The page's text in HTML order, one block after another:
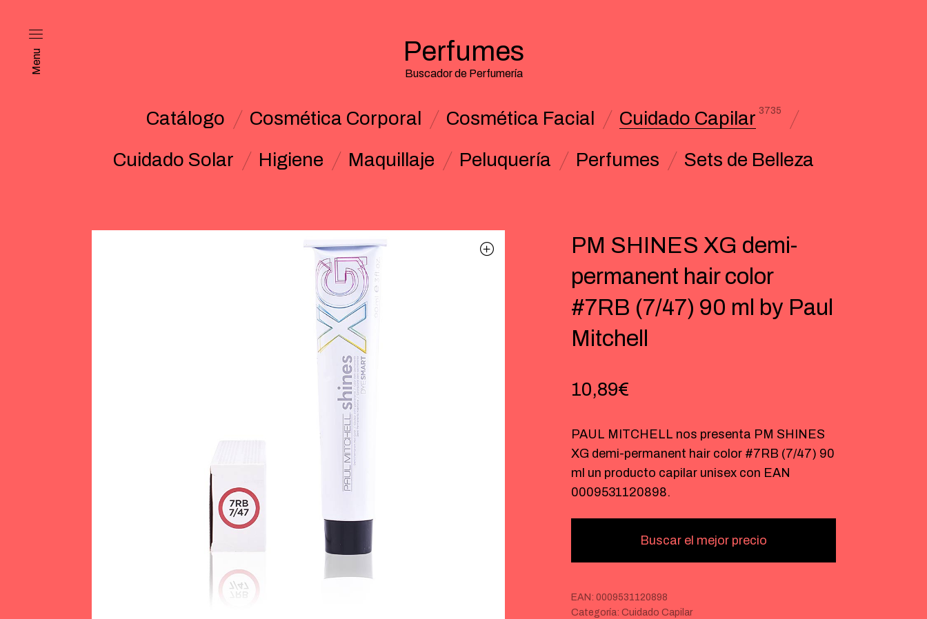
Menu Perfumes
Buscador de Perfumería
Catálogo Cosmética Corporal Cosmética Facial Cuidado Capilar 3735
Cuidado Solar Higiene Maquillaje Peluquería Perfumes Sets de Belleza
PM SHINES XG demi-
permanent hair color
#7RB (7/47) 90 ml by Paul
Mitchell
10,89€
PAUL MITCHELL nos presenta PM SHINES
XG demi-permanent hair color #7RB (7/47) 90
ml un producto capilar unisex con EAN
0009531120898.
Buscar el mejor precio
EAN: 0009531120898
Categoría: Cuidado Capilar